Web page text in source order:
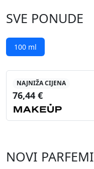
SVE PONUDE
100 ml
NAJNIŽA CIJENA
76,44 €
NOVI PARFEMI